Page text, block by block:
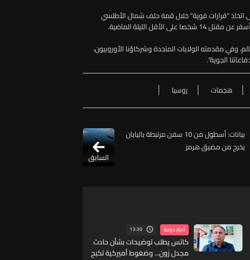
اتخاذ "قرارات قوية" خلال قمة حلف شمال الأطلسي
الليلة الماضية.
وفي مقدمته الولايات المتحدة وشركاؤنا الأوروبيون،
الجوية".
هجمات روسيا
بيانات: أسطول من 10 سفن مرتبطة باليابان
يخرج من مضيق هرمز
السابق
أخبار دولية 13:30
كاتس يطلب توضيحات بشأن حادث
مجدل زون... وضغوط أميركية تكبح